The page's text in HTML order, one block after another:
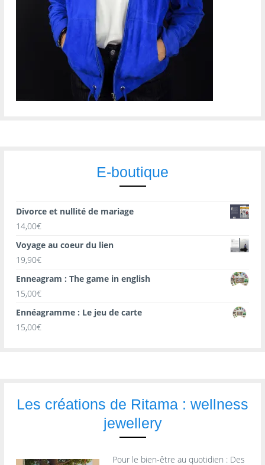
E-boutique
Divorce et nullité de mariage
14,00€
Voyage au coeur du lien
19,90€
Enneagram : The game in english
15,00€
Ennéagramme : Le jeu de carte
15,00€
Les créations de Ritama : wellness
jewellery
Pour le bien-être au quotidien : Des